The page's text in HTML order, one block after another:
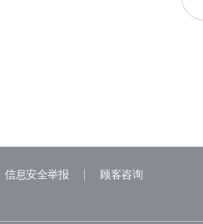
信息安全举报 顾客咨询